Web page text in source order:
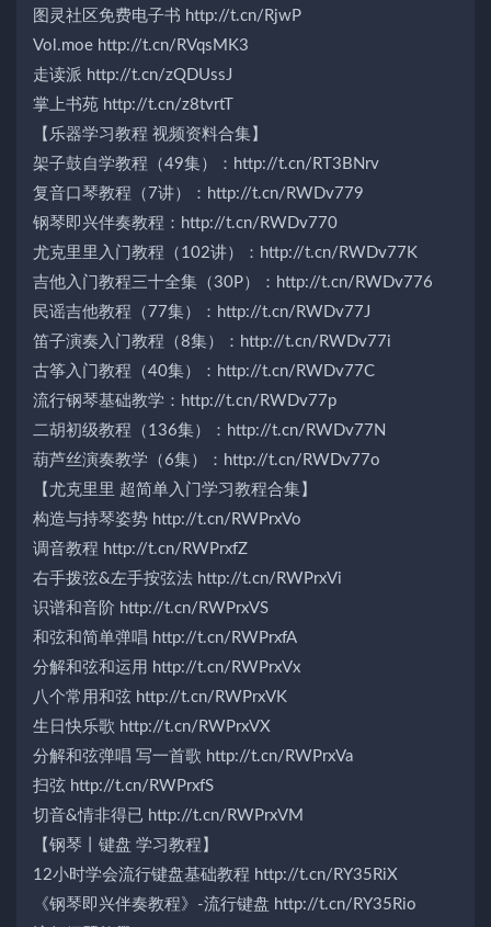
图灵社区免费电子书 http://t.cn/RjwP
Vol.moe http://t.cn/RVqsMK3
走读派 http://t.cn/zQDUssJ
掌上书苑 http://t.cn/z8tvrtT
【乐器学习教程 视频资料合集】
架子鼓自学教程（49集）：http://t.cn/RT3BNrv
复音口琴教程（7讲）：http://t.cn/RWDv779
钢琴即兴伴奏教程：http://t.cn/RWDv770
尤克里里入门教程（102讲）：http://t.cn/RWDv77K
吉他入门教程三十全集（30P）：http://t.cn/RWDv776
民谣吉他教程（77集）：http://t.cn/RWDv77J
笛子演奏入门教程（8集）：http://t.cn/RWDv77i
古筝入门教程（40集）：http://t.cn/RWDv77C
流行钢琴基础教学：http://t.cn/RWDv77p
二胡初级教程（136集）：http://t.cn/RWDv77N
葫芦丝演奏教学（6集）：http://t.cn/RWDv77o
【尤克里里 超简单入门学习教程合集】
构造与持琴姿势 http://t.cn/RWPrxVo
调音教程 http://t.cn/RWPrxfZ
右手拨弦&左手按弦法 http://t.cn/RWPrxVi
识谱和音阶 http://t.cn/RWPrxVS
和弦和简单弹唱 http://t.cn/RWPrxfA
分解和弦和运用 http://t.cn/RWPrxVx
八个常用和弦 http://t.cn/RWPrxVK
生日快乐歌 http://t.cn/RWPrxVX
分解和弦弹唱 写一首歌 http://t.cn/RWPrxVa
扫弦 http://t.cn/RWPrxfS
切音&情非得已 http://t.cn/RWPrxVM
【钢琴丨键盘 学习教程】
12小时学会流行键盘基础教程 http://t.cn/RY35RiX
《钢琴即兴伴奏教程》-流行键盘 http://t.cn/RY35Rio